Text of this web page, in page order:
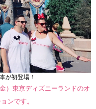
が初登場！
）東京ディズニーランドのオ
ンです。